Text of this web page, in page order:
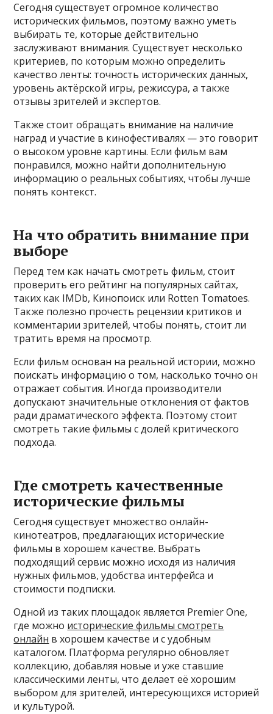
Сегодня существует огромное количество
исторических фильмов, поэтому важно уметь
выбирать те, которые действительно
заслуживают внимания. Существует несколько
критериев, по которым можно определить
качество ленты: точность исторических данных,
уровень актёрской игры, режиссура, а также
отзывы зрителей и экспертов.
Также стоит обращать внимание на наличие
наград и участие в кинофестивалях — это говорит
о высоком уровне картины. Если фильм вам
понравился, можно найти дополнительную
информацию о реальных событиях, чтобы лучше
понять контекст.
На что обратить внимание при
выборе
Перед тем как начать смотреть фильм, стоит
проверить его рейтинг на популярных сайтах,
таких как IMDb, Кинопоиск или Rotten Tomatoes.
Также полезно прочесть рецензии критиков и
комментарии зрителей, чтобы понять, стоит ли
тратить время на просмотр.
Если фильм основан на реальной истории, можно
поискать информацию о том, насколько точно он
отражает события. Иногда производители
допускают значительные отклонения от фактов
ради драматического эффекта. Поэтому стоит
смотреть такие фильмы с долей критического
подхода.
Где смотреть качественные
исторические фильмы
Сегодня существует множество онлайн-
кинотеатров, предлагающих исторические
фильмы в хорошем качестве. Выбрать
подходящий сервис можно исходя из наличия
нужных фильмов, удобства интерфейса и
стоимости подписки.
Одной из таких площадок является Premier One,
где можно исторические фильмы смотреть
онлайн в хорошем качестве и с удобным
каталогом. Платформа регулярно обновляет
коллекцию, добавляя новые и уже ставшие
классическими ленты, что делает её хорошим
выбором для зрителей, интересующихся историей
и культурой.